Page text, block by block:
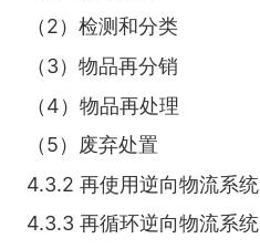
（2）检测和分类
（3）物品再分销
（4）物品再处理
（5）废弃处置
4.3.2 再使用逆向物流系统
4.3.3 再循环逆向物流系统